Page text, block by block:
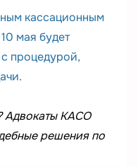
кассационным
мая будет
процедурой,
Адвокаты КАСО
решения по